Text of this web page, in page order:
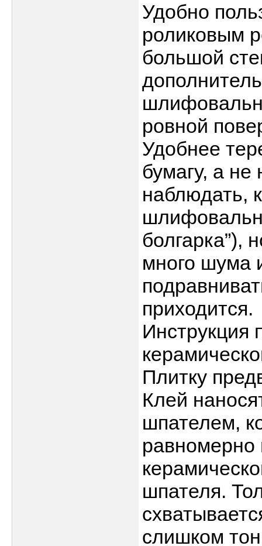
Удобно
роликовым
большой
ровной
Удобнее
бумагу, а
наблюдать,
болгарка”),
много шума
приходится.
Инструкция
Плитку
Клей
шпателем,
равномерно
шпателя.
слишком